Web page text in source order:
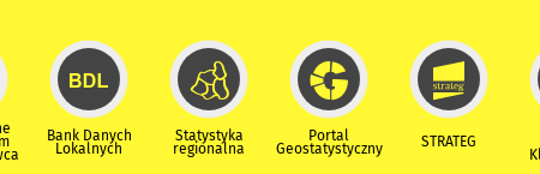
Bank Danych
Lokalnych
Statystyka
regionalna
Portal
Geostatystyczny STRATEG